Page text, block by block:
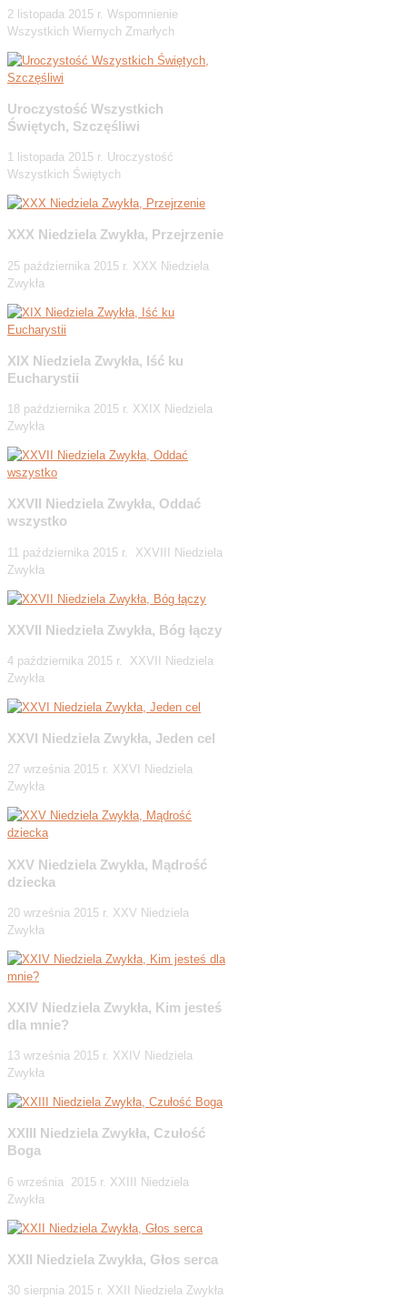
2 listopada 2015 r. Wspomnienie
Wszystkich Wiernych Zmarłych
Uroczystość Wszystkich
Świętych, Szczęśliwi
1 listopada 2015 r. Uroczystość
Wszystkich Świętych
XXX Niedziela Zwykła, Przejrzenie
25 października 2015 r. XXX Niedziela
Zwykła
XIX Niedziela Zwykła, Iść ku
Eucharystii
18 października 2015 r. XXIX Niedziela
Zwykła
XXVII Niedziela Zwykła, Oddać
wszystko
11 października 2015 r. XXVIII Niedziela
Zwykła
XXVII Niedziela Zwykła, Bóg łączy
4 października 2015 r. XXVII Niedziela
Zwykła
XXVI Niedziela Zwykła, Jeden cel
27 września 2015 r. XXVI Niedziela
Zwykła
XXV Niedziela Zwykła, Mądrość
dziecka
20 września 2015 r. XXV Niedziela
Zwykła
XXIV Niedziela Zwykła, Kim jesteś
dla mnie?
13 września 2015 r. XXIV Niedziela
Zwykła
XXIII Niedziela Zwykła, Czułość
Boga
6 września 2015 r. XXIII Niedziela
Zwykła
XXII Niedziela Zwykła, Głos serca
30 sierpnia 2015 r. XXII Niedziela Zwykła